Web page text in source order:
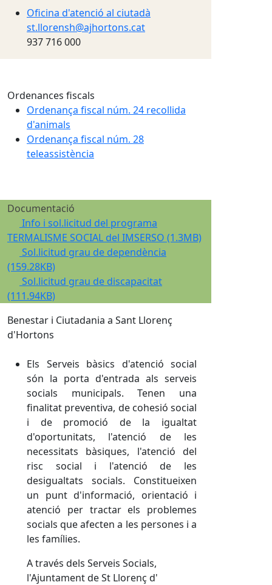
Oficina d'atenció al ciutadà
st.llorensh@ajhortons.cat
937 716 000
Ordenances fiscals
Ordenança fiscal núm. 24 recollida
d'animals
Ordenança fiscal núm. 28
teleassistència
Documentació
Info i sol.licitud del programa
TERMALISME SOCIAL del IMSERSO (1.3MB)
Sol.licitud grau de dependència
(159.28KB)
Sol.licitud grau de discapacitat
(111.94KB)
Benestar i Ciutadania a Sant Llorenç
d'Hortons
Els Serveis bàsics d'atenció social
són la porta d'entrada als serveis
socials municipals. Tenen una
finalitat preventiva, de cohesió social
i de promoció de la igualtat
d'oportunitats, l'atenció de les
necessitats bàsiques, l'atenció del
risc social i l'atenció de les
desigualtats socials. Constitueixen
un punt d'informació, orientació i
atenció per tractar els problemes
socials que afecten a les persones i a
les famílies.
A través dels Serveis Socials,
l'Ajuntament de St Llorenç d'